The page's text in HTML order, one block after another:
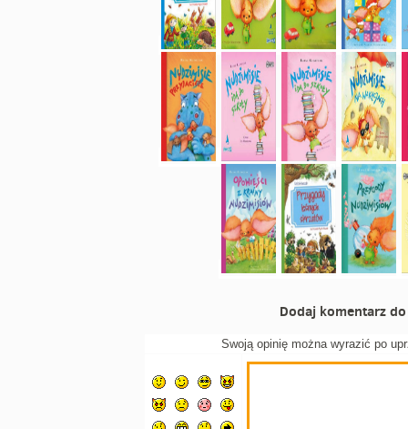
Dodaj komentarz
Swoją opinię można wyrazić po